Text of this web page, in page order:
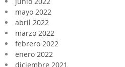
mayo 2022
abril 2022
marzo 2022
febrero 2022
enero 2022
diciembre 2021